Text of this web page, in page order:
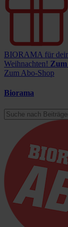
BIORAMA für
Weihnachten! Zum
Zum Abo-Shop
Biorama